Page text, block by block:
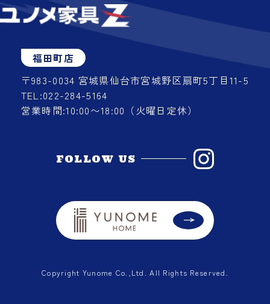
福田町店
〒983-0034 宮城県仙台市宮城野区扇町5丁目11-5
TEL:022-284-5164
営業時間:10:00〜18:00（火曜日定休）
FOLLOW US
Copyright Yunome Co.,Ltd. All Rights Reserved.